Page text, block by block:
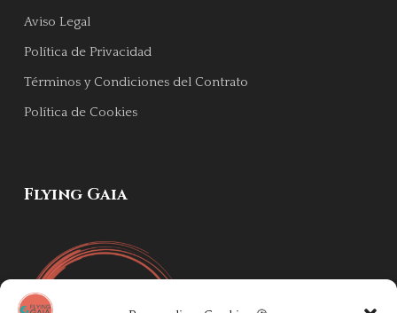
Aviso Legal
Política de Privacidad
Términos y Condiciones del Contrato
Política de Cookies
Flying Gaia